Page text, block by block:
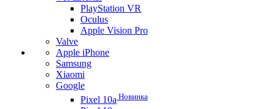
PlayStation VR
Oculus
Apple Vision Pro
Valve
Apple iPhone
Samsung
Xiaomi
Google
Pixel 10a Новинка